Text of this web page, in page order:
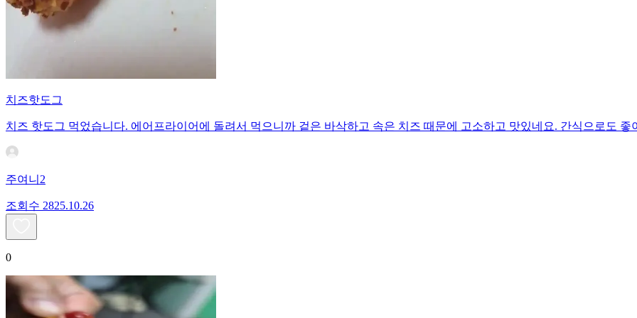
치즈핫도그
치즈 핫도그 먹었습니다. 에어프라이어에 돌려서 먹으니까 겉은 바삭하고 속은 치즈 때문에 고소하고 맛있네요. 간식으로도 좋
주여니2
조회수 2825.10.26
0